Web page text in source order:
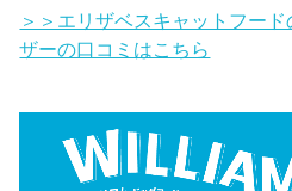
＞＞エリザベスキャットフー
ザーの口コミはこちら